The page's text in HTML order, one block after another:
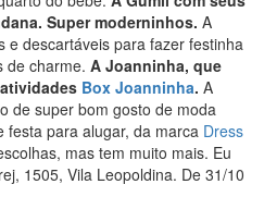
Super moderninhos. A
e descartáveis para fazer festinha
de charme. A Joanninha, que
Box Joanninha. A
de super bom gosto de moda
festa para alugar, da marca Dress
mas tem muito mais. Eu
1505, Vila Leopoldina. De 31/10